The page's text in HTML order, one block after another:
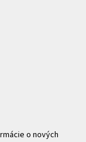
o nových